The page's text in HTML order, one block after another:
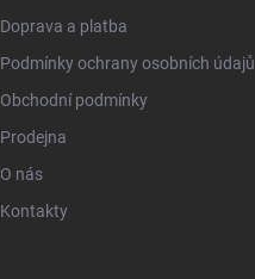
Doprava a platba
Podmínky ochrany osobních údajů
Obchodní podmínky
Prodejna
O nás
Kontakty